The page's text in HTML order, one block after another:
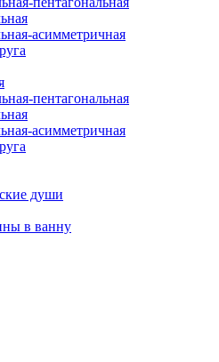
асимметричная
пентагональная
асимметричная
души
в ванну